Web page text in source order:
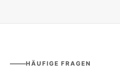
HÄUFIGE FRAGEN